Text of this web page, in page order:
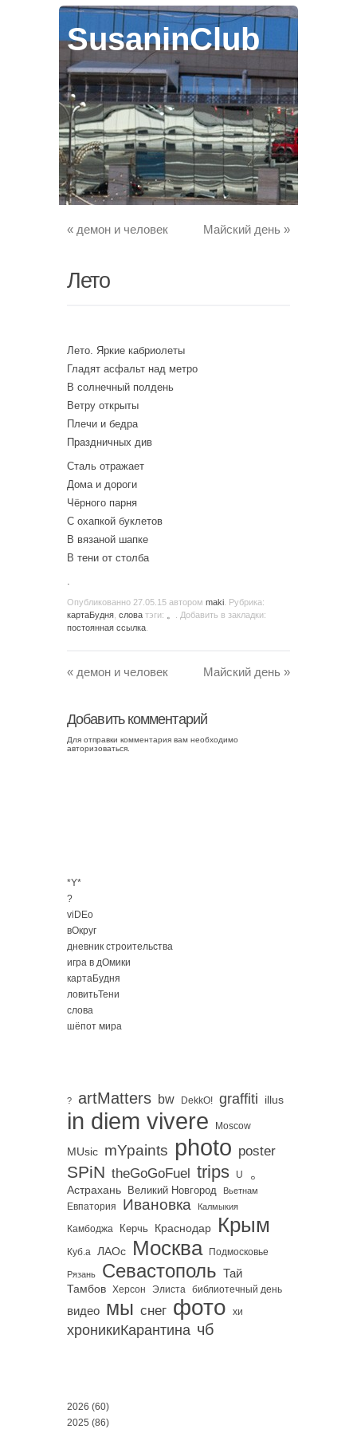
SusaninClub
« демон и человек Майский день »
Лето
Лето. Яркие кабриолеты
Гладят асфальт над метро
В солнечный полдень
Ветру открыты
Плечи и бедра
Праздничных див
Сталь отражает
Дома и дороги
Чёрного парня
С охапкой буклетов
В вязаной шапке
В тени от столба
.
Опубликованно 27.05.15 автором maki . Рубрика:
картаБудня слова тэги:
. Добавить в закладки:
постоянная ссылка
« демон и человек Майский день »
Добавить комментарий
Для отправки комментария вам необходимо
авторизоваться
*Y*
?
viDEo
вОкруг
дневник строительства
игра в дОмики
картаБудня
ловитьТени
слова
шёпот мира
? artMatters bw DekkO! graffiti illus
in diem vivere Moscow
MUsic mYpaints photo poster
SPiN theGoGoFuel trips U 。
Астрахань Великий Новгород Вьетнам
Евпатория Ивановка Калмыкия
Камбоджа Керчь Краснодар Крым
Куб.а ЛАОс Москва Подмосковье
Рязань Севастополь Тай
Тамбов Херсон Элиста библиотечный день
видео мы снег фото хи
хроникиКарантина чб
2026 (60)
2025 (86)